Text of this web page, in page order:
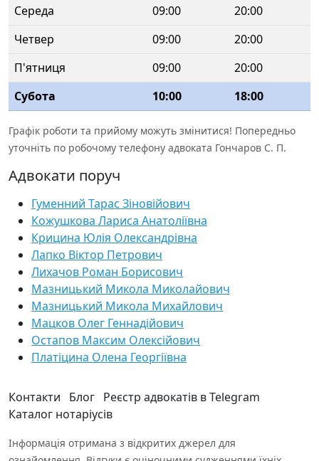
Середа
09:00
20:00
Четвер
09:00
20:00
П'ятниця
09:00
20:00
Субота
10:00 18:00
Графік роботи та прийому можуть змінитися! Попередньо
уточніть по робочому телефону адвоката Гончаров С. П.
Адвокати поруч
Гуменний Тарас Зіновійович
Кожушкова Лариса Анатоліївна
Крицина Юлія Олександрівна
Лапко Віктор Петрович
Лихачов Роман Борисович
Мазницький Микола Миколайович
Мазницький Микола Михайлович
Мацков Олег Геннадійович
Остапов Максим Олексійович
Платіцина Олена Георгіївна
Контакти Блог Реєстр адвокатів в Telegram
Каталог нотаріусів
Інформація отримана з відкритих джерел для